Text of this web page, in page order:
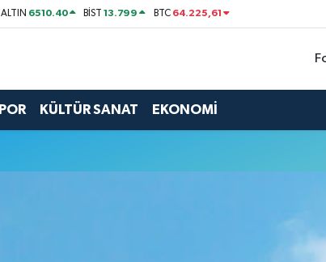
ALTIN 6510.40 BİST13.799 BTC 64.225,61
KÜLTÜR SANAT EKONOMİ